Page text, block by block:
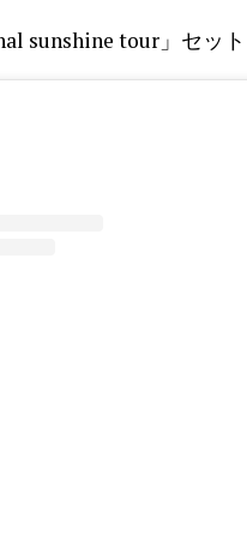
sunshine tour」セッ